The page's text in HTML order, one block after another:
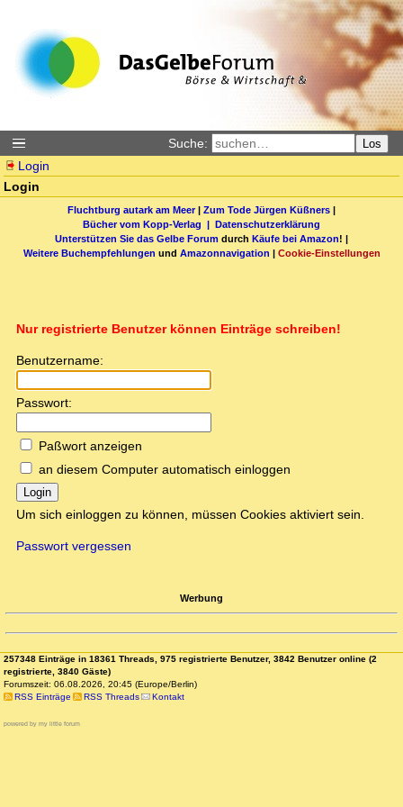
Suche: Los
Login
Login
Fluchtburg autark am Meer| Zum Tode Jürgen Küßners |
Bücher vom Kopp-Verlag | Datenschutzerklärung
Unterstützen Sie das Gelbe Forum durch Käufe bei Amazon! |
Weitere Buchempfehlungen und Amazonnavigation | Cookie-Einstellungen
Nur registrierte Benutzer können Einträge schreiben!
Benutzername:
Passwort:
Paßwort anzeigen
an diesem Computer automatisch einloggen
Login
Um sich einloggen zu können, müssen Cookies aktiviert sein.
Passwort vergessen
Werbung
257348 Einträge in 18361 Threads, 975 registrierte Benutzer, 3842 Benutzer online (2
registrierte, 3840 Gäste)
Forumszeit: 06.08.2026, 20:45 (Europe/Berlin)
RSS Einträge
RSS Threads Kontakt
powered by my little forum